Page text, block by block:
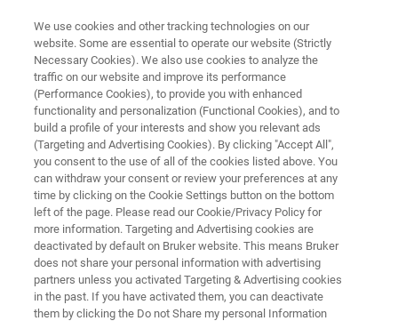
BIOAFM ウェビナー
AFMプローブの選び方＃3 液
中測定 『DNA・細胞等ライフサ
イエンスサンプル測定用プロー
ブ選択の基礎』
We use cookies and other tracking technologies on our
website. Some are essential to operate our website (Strictly
Necessary Cookies). We also use cookies to analyze the
traffic on our website and improve its performance
(Performance Cookies), to provide you with enhanced
functionality and personalization (Functional Cookies), and to
build a profile of your interests and show you relevant ads
(Targeting and Advertising Cookies). By clicking "Accept All",
you consent to the use of all of the cookies listed above. You
can withdraw your consent or review your preferences at any
time by clicking on the Cookie Settings button on the bottom
left of the page. Please read our Cookie/Privacy Policy for
more information. Targeting and Advertising cookies are
deactivated by default on Bruker website. This means Bruker
does not share your personal information with advertising
partners unless you activated Targeting & Advertising cookies
in the past. If you have activated them, you can deactivate
them by clicking the Do not Share my personal Information